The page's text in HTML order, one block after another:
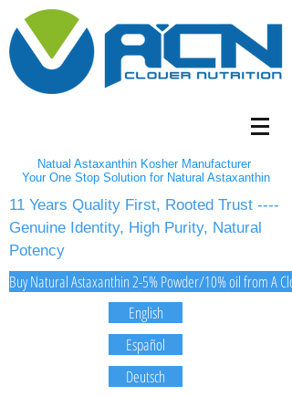
Natual Astaxanthin Kosher Manufacturer
Your One Stop Solution for Natural Astaxanthin
11 Years Quality First, Rooted Trust ----
Genuine Identity, High Purity, Natural
Potency
Buy Natural Astaxanthin 2-5% Powder/10% oil from A
English
Español
Deutsch